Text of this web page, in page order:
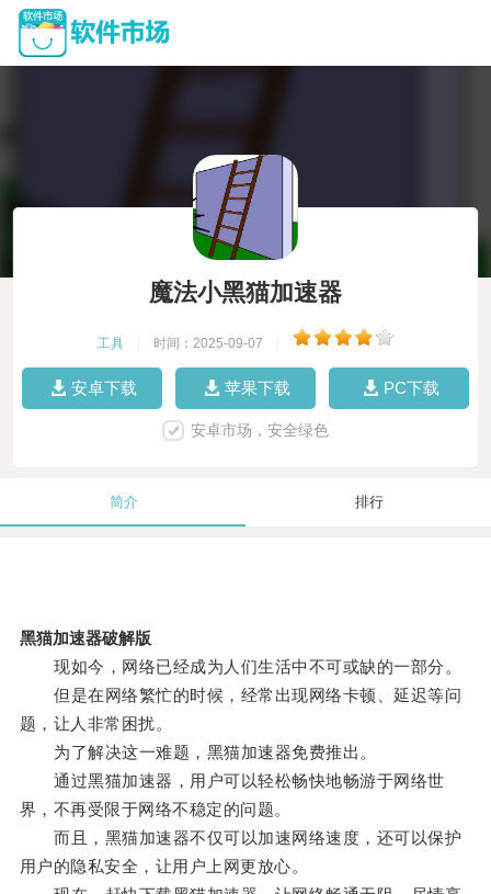
魔法小黑猫加速器
工具 时间：2025-09-07
安卓下载 苹果下载 PC下载
安卓市场，安全绿色
简介 排行
黑猫加速器破解版
现如今，网络已经成为人们生活中不可或缺的一部分。
但是在网络繁忙的时候，经常出现网络卡顿、延迟等问
题，让人非常困扰。
为了解决这一难题，黑猫加速器免费推出。
通过黑猫加速器，用户可以轻松畅快地畅游于网络世
界，不再受限于网络不稳定的问题。
而且，黑猫加速器不仅可以加速网络速度，还可以保护
用户的隐私安全，让用户上网更放心。